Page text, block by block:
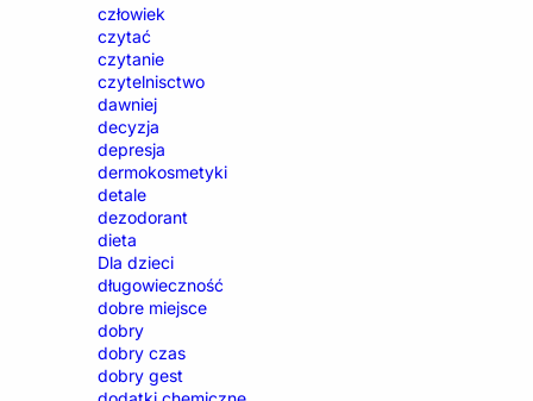
człowiek
czytać
czytanie
czytelnisctwo
dawniej
decyzja
depresja
dermokosmetyki
detale
dezodorant
dieta
Dla dzieci
długowieczność
dobre miejsce
dobry
dobry czas
dobry gest